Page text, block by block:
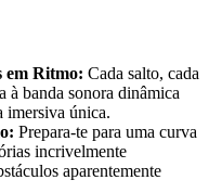
em Ritmo: Cada salto, cada
à banda sonora dinâmica
imersiva única.
Prepara-te para uma curva
incrivelmente
aparentemente